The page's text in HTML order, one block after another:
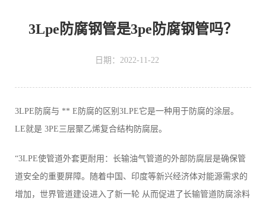
3Lpe防腐钢管是3pe防腐钢管吗？
日期：2022-11-22
3LPE防腐与 ** E防腐的区别3LPE它是一种用于防腐的涂层。
LE就是 3PE三层聚乙烯复合结构防腐层。
“3LPE使管道外套更耐用：长输油气管道的外部防腐层是确保管
道安全的重要屏障。随着中国、印度等新兴经济体对能源需求的
增加，世界管道建设进入了新一轮 从而促进了长输管道防腐涂料